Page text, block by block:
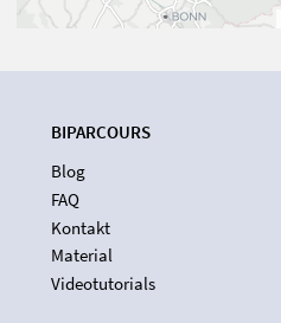
BIPARCOURS
Blog
FAQ
Kontakt
Material
Videotutorials